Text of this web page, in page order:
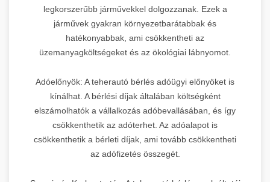
legkorszerűbb járművekkel dolgozzanak. Ezek a
járművek gyakran környezetbarátabbak és
hatékonyabbak, ami csökkentheti az
üzemanyagköltségeket és az ökológiai lábnyomot.
Adóelőnyök: A teherautó bérlés adóügyi előnyöket is
kínálhat. A bérlési díjak általában költségként
elszámolhatók a vállalkozás adóbevallásában, és így
csökkenthetik az adóterhet. Az adóalapot is
csökkenthetik a bérleti díjak, ami tovább csökkentheti
az adófizetés összegét.